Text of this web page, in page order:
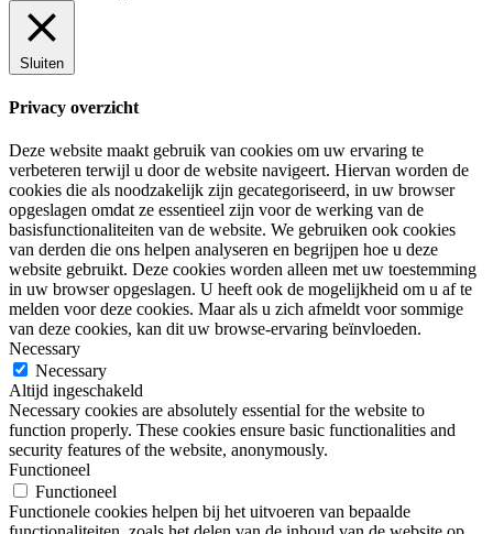
Sluiten
Privacy overzicht
Deze website maakt gebruik van cookies om uw ervaring te
verbeteren terwijl u door de website navigeert. Hiervan worden de
cookies die als noodzakelijk zijn gecategoriseerd, in uw browser
opgeslagen omdat ze essentieel zijn voor de werking van de
basisfunctionaliteiten van de website. We gebruiken ook cookies
van derden die ons helpen analyseren en begrijpen hoe u deze
website gebruikt. Deze cookies worden alleen met uw toestemming
in uw browser opgeslagen. U heeft ook de mogelijkheid om u af te
melden voor deze cookies. Maar als u zich afmeldt voor sommige
van deze cookies, kan dit uw browse-ervaring beïnvloeden.
Necessary
Necessary
Altijd ingeschakeld
Necessary cookies are absolutely essential for the website to
function properly. These cookies ensure basic functionalities and
security features of the website, anonymously.
Functioneel
Functioneel
Functionele cookies helpen bij het uitvoeren van bepaalde